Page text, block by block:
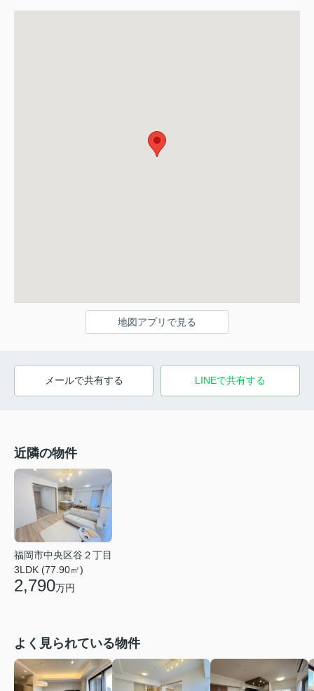
地図アプリで見る
メールで共有する LINEで共有する
近隣の物件
福岡市中央区谷２丁目
3LDK (77.90㎡)
2,790万円
よく見られている物件